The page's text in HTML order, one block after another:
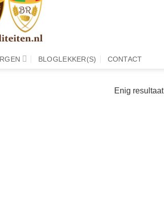
BLOGLEKKER(S) CONTACT
Enig resultaat